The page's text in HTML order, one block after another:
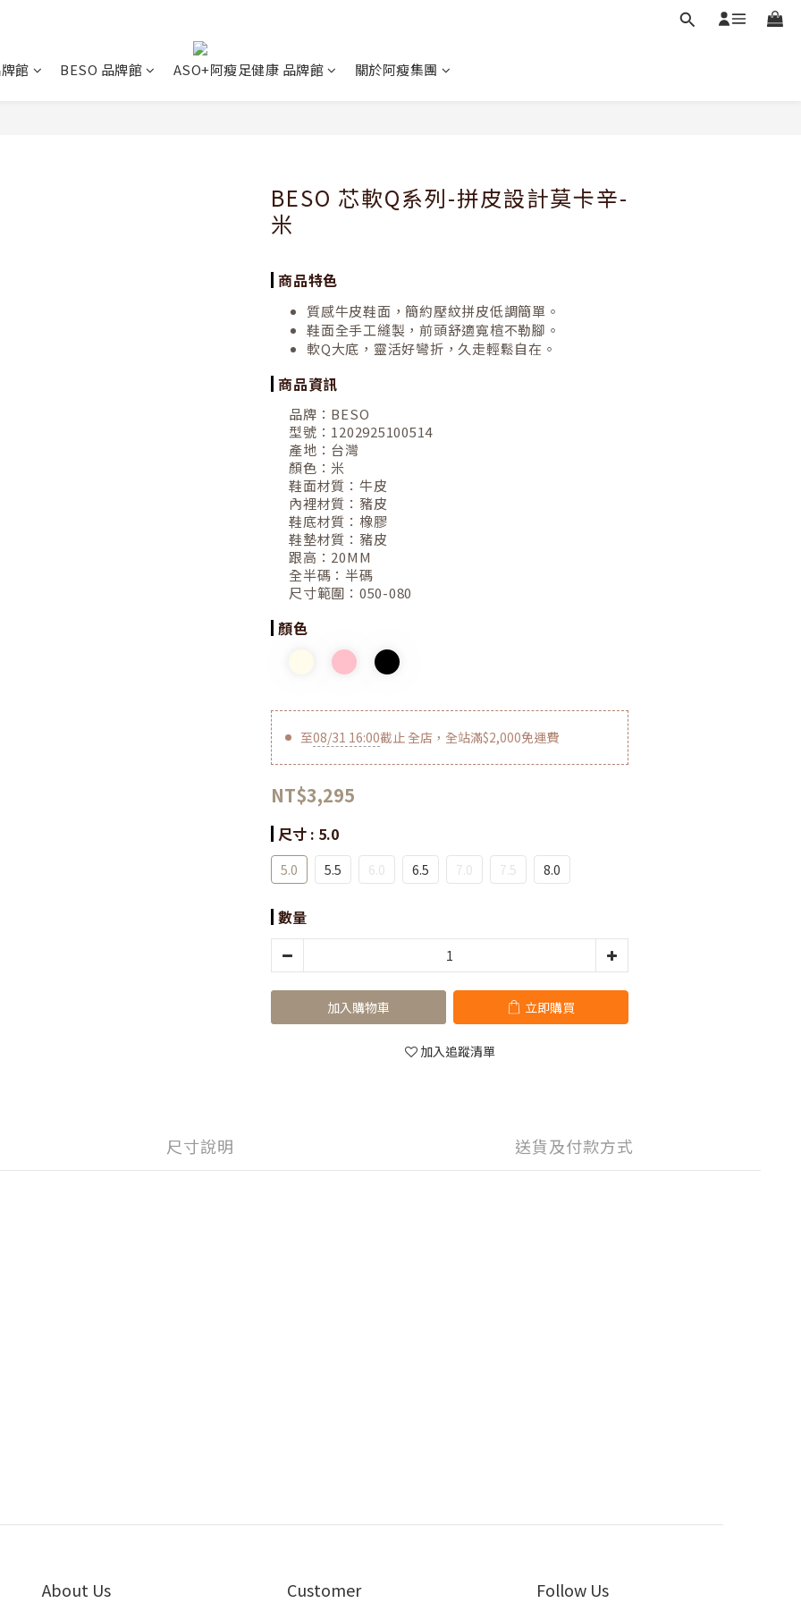
館 BESO 品牌館 ASO+阿瘦足健康 品牌館 關於阿瘦集團
BESO 芯軟Q系列-拼皮設計莫卡辛-
米
商品特色
質感牛皮鞋面，簡約壓紋拼皮低調簡單。
鞋面全手工縫製，前頭舒適寬楦不勒腳。
軟Q大底，靈活好彎折，久走輕鬆自在。
商品資訊
品牌： BESO
型號： 1202925100514
產地： 台灣
顏色： 米
鞋面材質： 牛皮
內裡材質： 豬皮
鞋底材質： 橡膠
鞋墊材質： 豬皮
跟高： 20MM
全半碼： 半碼
尺寸範圍： 050-080
顏色
至08/31 16:00截止 全店，全站滿$2,000免運費
NT$3,295
尺寸 : 5.0
5.0 5.5 6.0 6.5 7.0 7.5 8.0
數量
加入購物車 立即購買
加入追蹤清單
尺寸說明 送貨及付款方式
About Us Customer Follow Us